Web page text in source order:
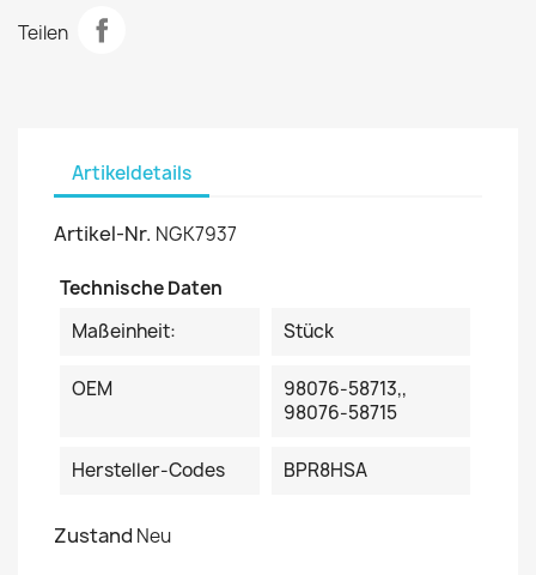
Teilen
Artikeldetails
Artikel-Nr. NGK7937
Technische Daten
Maßeinheit:
Stück
OEM
98076-58713,,
98076-58715
Hersteller-Codes BPR8HSA
Zustand Neu